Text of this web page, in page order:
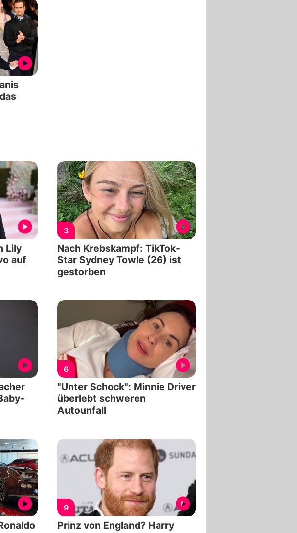
Lily
auf
3
Nach Krebskampf: TikTok-
Star Sydney Towle (26) ist
gestorben
6
"Unter Schock": Minnie Driver
überlebt schweren
Autounfall
9
Prinz von England? Harry